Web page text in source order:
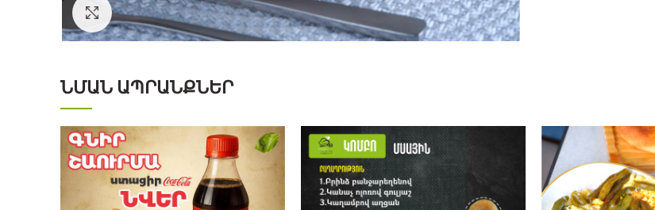
Click to enlarge
ՆՄԱՆ ԱՊՐԱՆՔՆԵՐ